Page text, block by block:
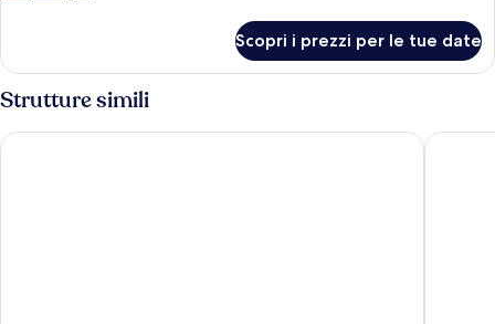
2
Beds,
Terrace
Room,
1
Double
Or
2
Scopri i prezzi per le tue date
Strutture simili
Hotel Liabeny Hotel